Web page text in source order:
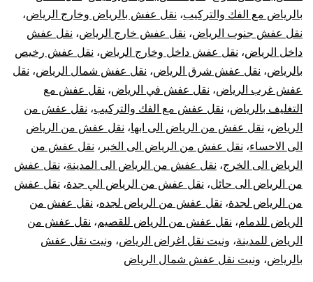
بالرياض مع الفك والتركيب، نقل عفش بالرياض وخارج الرياض،
نقل عفش جنوب الرياض، نقل عفش خارج الرياض، نقل عفش
داخل الرياض، نقل عفش داخل وخارج الرياض، نقل عفش رخيص
بالرياض، نقل عفش شرق الرياض، نقل عفش شمال الرياض، نقل
عفش غرب الرياض، نقل عفش في الرياض، نقل عفش مع
التغليف بالرياض، نقل عفش مع الفك والتركيب، نقل عفش من
الرياض، نقل عفش من الرياض الى ابها، نقل عفش من الرياض
الى الاحساء، نقل عفش من الرياض الى الخبر ، نقل عفش من
الرياض الى الخرج، نقل عفش من الرياض الى المدينة، نقل عفش
من الرياض الى حائل، نقل عفش من الرياض الي جدة، نقل عفش
من الرياض لجدة، نقل عفش من الرياض لجده، نقل عفش من
الرياض للدمام، نقل عفش من الرياض للقصيم، نقل عفش من
الرياض للمدينة، ونيت نقل اغراض الرياض، ونيت نقل عفش
بالرياض، ونيت نقل عفش شمال الرياض